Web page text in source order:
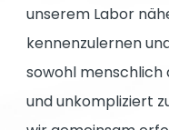
unserem Labor
kennenzulernen
sowohl menschlich
und unkompliziert